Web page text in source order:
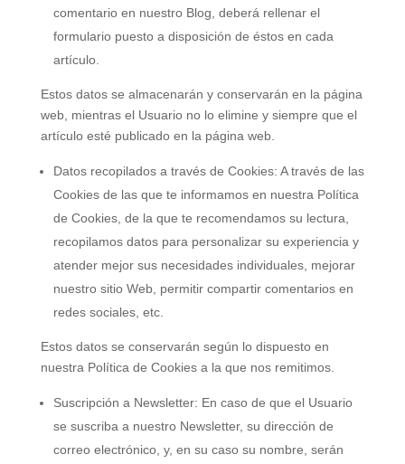
comentario en nuestro Blog, deberá rellenar el
formulario puesto a disposición de éstos en cada
artículo.
Estos datos se almacenarán y conservarán en la página
web, mientras el Usuario no lo elimine y siempre que el
artículo esté publicado en la página web.
Datos recopilados a través de Cookies: A través de las
Cookies de las que te informamos en nuestra Política
de Cookies, de la que te recomendamos su lectura,
recopilamos datos para personalizar su experiencia y
atender mejor sus necesidades individuales, mejorar
nuestro sitio Web, permitir compartir comentarios en
redes sociales, etc.
Estos datos se conservarán según lo dispuesto en
nuestra Política de Cookies a la que nos remitimos.
Suscripción a Newsletter: En caso de que el Usuario
se suscriba a nuestro Newsletter, su dirección de
correo electrónico, y, en su caso su nombre, serán